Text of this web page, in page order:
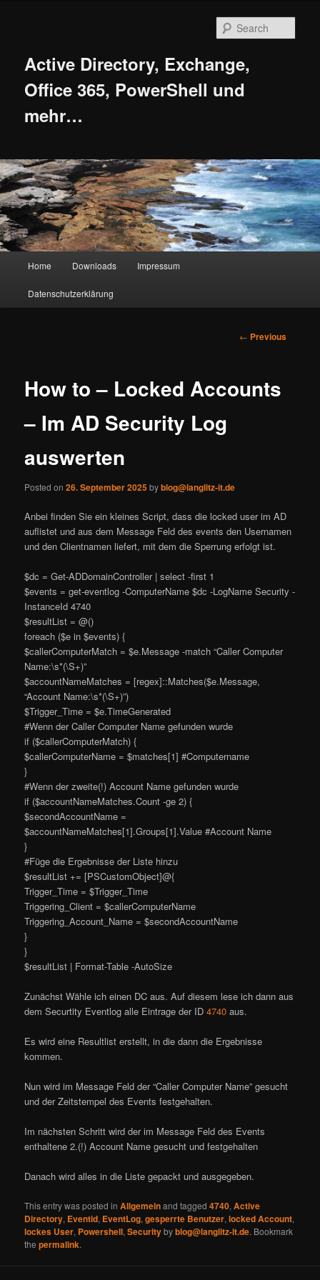
Active Directory, Exchange,
Office 365, PowerShell und
mehr…
Home Downloads Impressum
Datenschutzerklärung
Post
← Previous
How to – Locked Accounts
– Im AD Security Log
auswerten
Posted on26. September 2025byblog@langlitz-it.de
Anbei finden Sie ein kleines Script, dass die locked user im AD
auflistet und aus dem Message Feld des events den Usernamen
und den Clientnamen liefert, mit dem die Sperrung erfolgt ist.
$dc = Get-ADDomainController | select -first 1
$events = get-eventlog -ComputerName $dc -LogName Security -
InstanceId 4740
$resultList = @()
foreach ($e in $events) {
$callerComputerMatch = $e.Message -match “Caller Computer
Name:\s*(\S+)”
$accountNameMatches = [regex]::Matches($e.Message,
“Account Name:\s*(\S+)”)
$Trigger_Time = $e.TimeGenerated
#Wenn der Caller Computer Name gefunden wurde
if ($callerComputerMatch) {
$callerComputerName = $matches[1] #Computername
}
#Wenn der zweite(!) Account Name gefunden wurde
if ($accountNameMatches.Count -ge 2) {
$secondAccountName =
$accountNameMatches[1].Groups[1].Value #Account Name
}
#Füge die Ergebnisse der Liste hinzu
$resultList += [PSCustomObject]@{
Trigger_Time = $Trigger_Time
Triggering_Client = $callerComputerName
Triggering_Account_Name = $secondAccountName
}
}
$resultList | Format-Table -AutoSize
Zunächst Wähle ich einen DC aus. Auf diesem lese ich dann aus
dem Securtity Eventlog alle Eintrage der ID4740 aus.
Es wird eine Resultlist erstellt, in die dann die Ergebnisse
kommen.
Nun wird im Message Feld der “Caller Computer Name” gesucht
und der Zeitstempel des Events festgehalten.
Im nächsten Schritt wird der im Message Feld des Events
enthaltene 2.(!) Account Name gesucht und festgehalten
Danach wird alles in die Liste gepackt und ausgegeben.
This entry was posted inAllgemeinand tagged4740,Active
Directory, Eventid, EventLog,gesperrte Benutzer,locked Account,
lockes User, Powershell,Securitybyblog@langlitz-it.de. Bookmark
thepermalink.